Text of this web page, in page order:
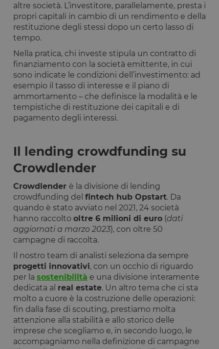
altre società. L’investitore, parallelamente, presta i
propri capitali in cambio di un rendimento e della
restituzione degli stessi dopo un certo lasso di
tempo.
Nella pratica, chi investe stipula un contratto di
finanziamento con la società emittente, in cui
sono indicate le condizioni dell’investimento: ad
esempio il tasso di interesse e il piano di
ammortamento – che definisce la modalità e le
tempistiche di restituzione dei capitali e di
pagamento degli interessi.
Il lending crowdfunding su
Crowdlender
Crowdlender è la divisione di lending
crowdfunding del fintech hub Opstart. Da
quando è stato avviato nel 2021, 24 società
hanno raccolto oltre 6 milioni di euro (dati
aggiornati a marzo 2023), con oltre 50
campagne di raccolta.
Il nostro team di analisti seleziona da sempre
progetti innovativi, con un occhio di riguardo
per la sostenibilità e una divisione interamente
dedicata al real estate. Un altro tema che ci sta
molto a cuore è la costruzione delle operazioni:
fin dalla fase di scouting, prestiamo molta
attenzione alla stabilità e allo storico delle
imprese che scegliamo e, in secondo luogo, le
accompagniamo nella definizione di campagne